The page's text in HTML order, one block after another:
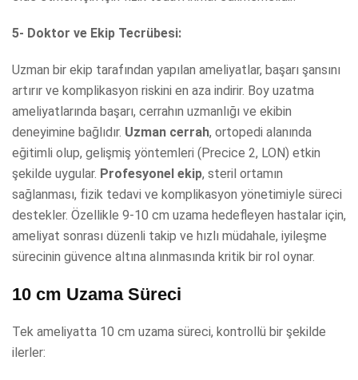
5- Doktor ve Ekip Tecrübesi:
Uzman bir ekip tarafından yapılan ameliyatlar, başarı şansını
artırır ve komplikasyon riskini en aza indirir. Boy uzatma
ameliyatlarında başarı, cerrahın uzmanlığı ve ekibin
deneyimine bağlıdır. Uzman cerrah, ortopedi alanında
eğitimli olup, gelişmiş yöntemleri (Precice 2, LON) etkin
şekilde uygular. Profesyonel ekip, steril ortamın
sağlanması, fizik tedavi ve komplikasyon yönetimiyle süreci
destekler. Özellikle 9-10 cm uzama hedefleyen hastalar için,
ameliyat sonrası düzenli takip ve hızlı müdahale, iyileşme
sürecinin güvence altına alınmasında kritik bir rol oynar.
10 cm Uzama Süreci
Tek ameliyatta 10 cm uzama süreci, kontrollü bir şekilde
ilerler: